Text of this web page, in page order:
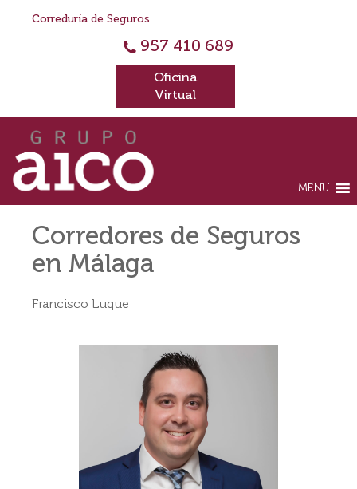
Correduría de Seguros
957 410 689
Oficina
Virtual
MENU
Corredores de Seguros
en Málaga
Francisco Luque